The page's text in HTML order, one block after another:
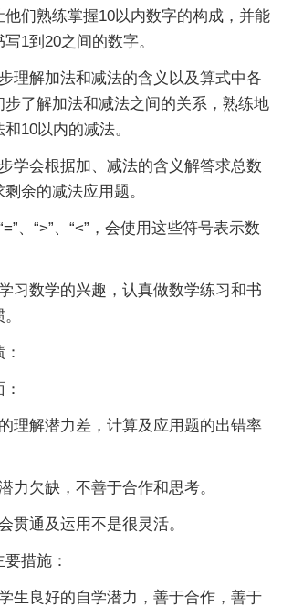
他们熟练掌握10以内数字的构成，并能
1到20之间的数字。
解加法和减法的含义以及算式中各
了解加法和减法之间的关系，熟练地
10以内的减法。
会根据加、减法的含义解答求总数
余的减法应用题。
“>”、“<”，会使用这些符号表示数
数学的兴趣，认真做数学练习和书
解潜力差，计算及应用题的出错率
欠缺，不善于合作和思考。
通及运用不是很灵活。
措施：
良好的自学潜力，善于合作，善于